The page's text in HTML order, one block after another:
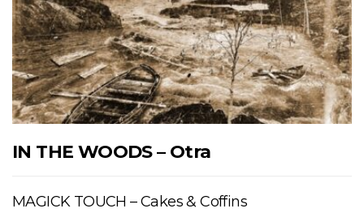
IN THE WOODS – Otra
MAGICK TOUCH – Cakes & Coffins